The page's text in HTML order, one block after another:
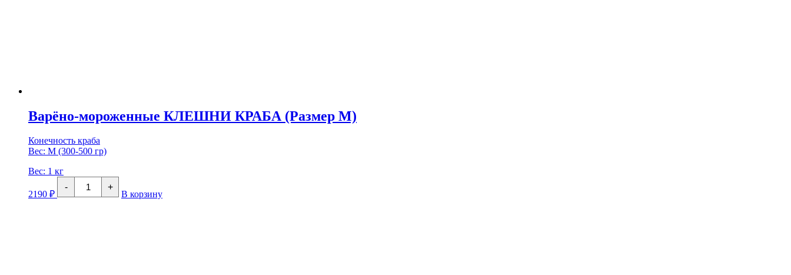
Варёно-мороженные КЛЕШНИ КРАБА (Размер M)
Конечность краба
Вес: M (300-500 гр)
Вес: 1 кг
2190 ₽
-
Количество
товара
Варёно-
+
В корзину